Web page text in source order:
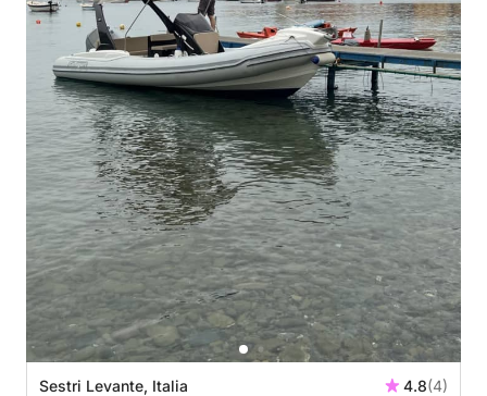
Sestri Levante, Italia 4.8(4)